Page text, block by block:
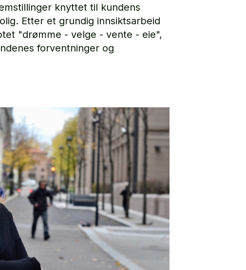
knyttet til kundens
Etter et grundig innsiktsarbeid
"drømme - velge - vente - eie",
forventninger og